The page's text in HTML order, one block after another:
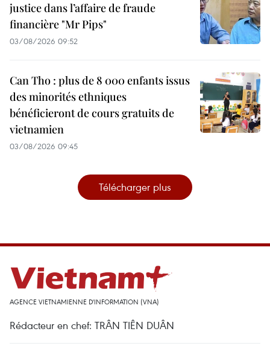
justice dans l’affaire de fraude
financière "Mr Pips"
03/08/2026 09:52
Can Tho : plus de 8 000 enfants issus
des minorités ethniques
bénéficieront de cours gratuits de
vietnamien
03/08/2026 09:45
Télécharger plus
AGENCE VIETNAMIENNE D'INFORMATION (VNA)
Rédacteur en chef: TRÂN TIÊN DUÂN